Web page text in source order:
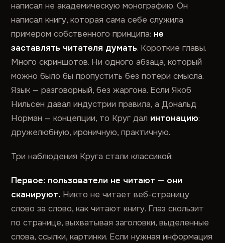
написал не академическую монографию. Он
написал книгу, которая сама себе служила
примером собственного принципа: не
заставлять читателя думать. Короткие главы.
Много скриншотов. Ни одного абзаца, который
можно было бы пропустить без потери смысла.
Язык — разговорный, без жаргона. Если Якоб
Нильсен давал индустрии правила, а Дональд
Норман — концепции, то Круг дал интонацию:
дружелюбную, ироничную, практичную.
Три наблюдения Круга стали классикой:
Первое: пользователи не читают — они
сканируют. Никто не читает веб-страницу
слово за слово, как читают книгу. Глаз скользит
по странице, выхватывая заголовки, выделенные
слова, ссылки, картинки. Если нужная информация